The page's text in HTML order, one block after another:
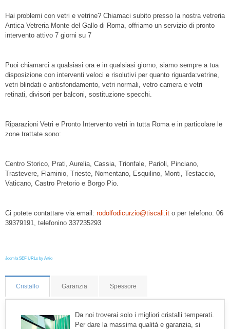
Hai problemi con vetri e vetrine? Chiamaci subito presso la nostra vetreria
Antica Vetreria Monte del Gallo di Roma, offriamo un servizio di pronto
intervento attivo 7 giorni su 7
Puoi chiamarci a qualsiasi ora e in qualsiasi giorno, siamo sempre a tua
disposizione con interventi veloci e risolutivi per quanto riguarda:vetrine,
vetri blindati e antisfondamento, vetri normali, vetro camera e vetri
retinati, divisori per balconi, sostituzione specchi.
Riparazioni Vetri e Pronto Intervento vetri in tutta Roma e in particolare le
zone trattate sono:
Centro Storico, Prati, Aurelia, Cassia, Trionfale, Parioli, Pinciano,
Trastevere, Flaminio, Trieste, Nomentano, Esquilino, Monti, Testaccio,
Vaticano, Castro Pretorio e Borgo Pio.
Ci potete contattare via email: rodolfodicurzio@tiscali.it o per telefono: 06
39379191, telefonino 337235293
Joomla SEF URLs by Artio
Cristallo Garanzia Spessore
Da noi troverai solo i migliori cristalli temperati.
Per dare la massima qualità e garanzia, si